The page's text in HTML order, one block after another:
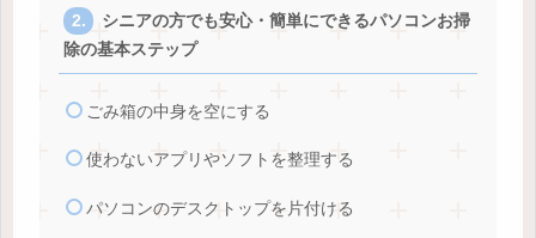
シニアの方でも安心・簡単にできるパソコンお掃
除の基本ステップ
ごみ箱の中身を空にする
使わないアプリやソフトを整理する
パソコンのデスクトップを片付ける